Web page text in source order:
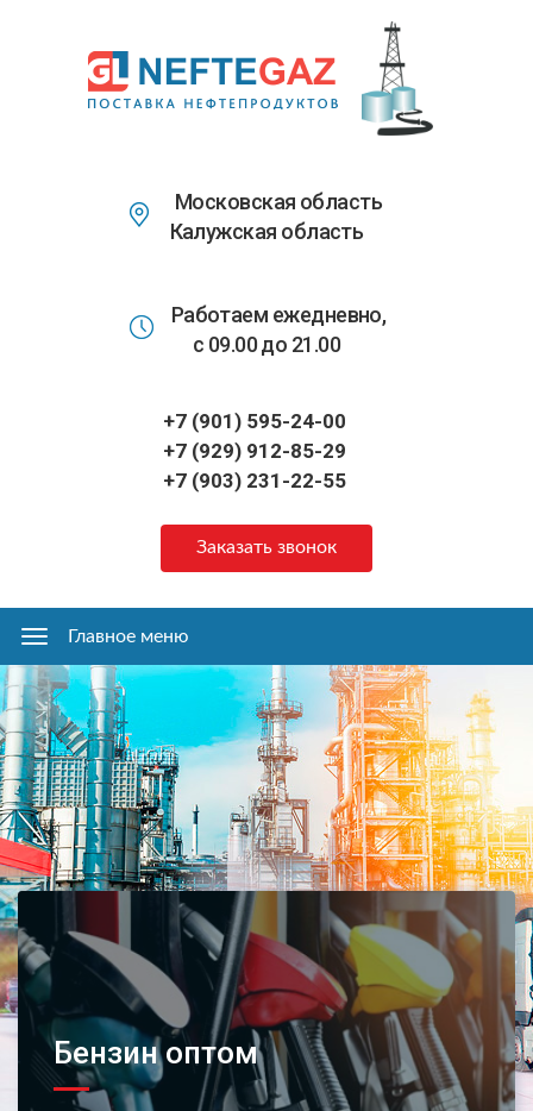
основному
содержанию
Московская область
Калужская область
Работаем ежедневно,
с 09.00 до 21.00
+7 (901) 595-24-00
+7 (929) 912-85-29
+7 (903) 231-22-55
Заказать звонок
Главное
меню
Главное меню
Бензин оптом